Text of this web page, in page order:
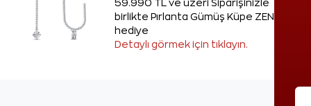
59.990 TL ve üzeri Siparişinizle
birlikte Pırlanta Gümüş Küpe ZEN'den
hediye
Detaylı görmek için tıklayın.